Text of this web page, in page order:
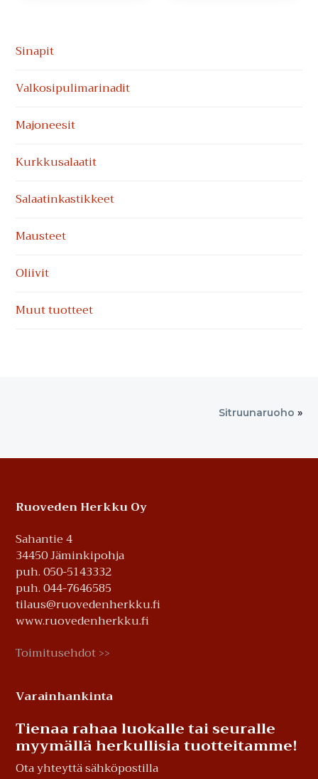
Ensisijainen
sivupalkki
Sinapit
Valkosipuli­marinadit
Majoneesit
Kurkkusalaatit
Salaatinkastikkeet
Mausteet
Oliivit
Muut tuotteet
Sitruunaruoho »
Footer
Ruoveden Herkku Oy
Sahantie 4
34450 Jäminkipohja
puh. 050-5143332
puh. 044-7646585
tilaus@ruovedenherkku.fi
www.ruovedenherkku.fi
Toimitusehdot >>
Varainhankinta
Tienaa rahaa luokalle tai seuralle
myymällä herkullisia tuotteitamme!
Ota yhteyttä sähköpostilla